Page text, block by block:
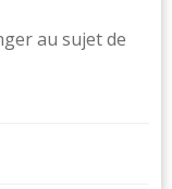
au sujet de